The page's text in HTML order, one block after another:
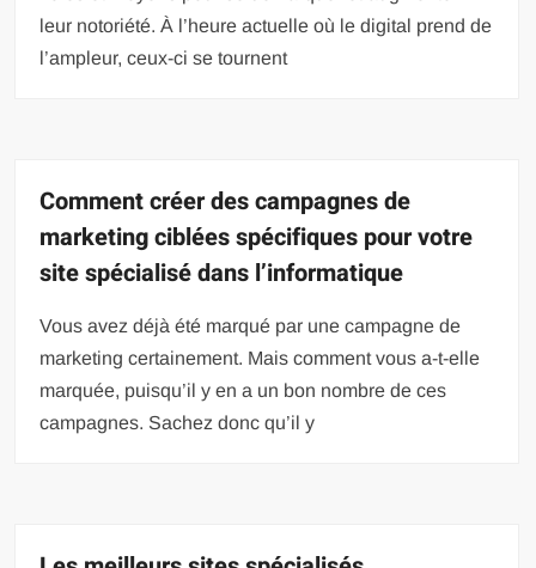
leur notoriété. À l’heure actuelle où le digital prend de
l’ampleur, ceux-ci se tournent
Comment créer des campagnes de
marketing ciblées spécifiques pour votre
site spécialisé dans l’informatique
Vous avez déjà été marqué par une campagne de
marketing certainement. Mais comment vous a-t-elle
marquée, puisqu’il y en a un bon nombre de ces
campagnes. Sachez donc qu’il y